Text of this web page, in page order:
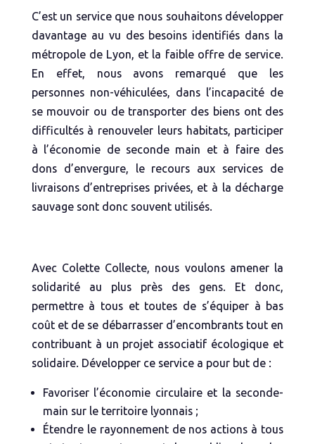
C’est un service que nous souhaitons développer
davantage au vu des besoins identifiés dans la
métropole de Lyon, et la faible offre de service.
En effet, nous avons remarqué que les
personnes non-véhiculées, dans l’incapacité de
se mouvoir ou de transporter des biens ont des
difficultés à renouveler leurs habitats, participer
à l’économie de seconde main et à faire des
dons d’envergure, le recours aux services de
livraisons d’entreprises privées, et à la décharge
sauvage sont donc souvent utilisés.
Avec Colette Collecte, nous voulons amener la
solidarité au plus près des gens. Et donc,
permettre à tous et toutes de s’équiper à bas
coût et de se débarrasser d’encombrants tout en
contribuant à un projet associatif écologique et
solidaire. Développer ce service a pour but de :
Favoriser l’économie circulaire et la seconde-
main sur le territoire lyonnais ;
Étendre le rayonnement de nos actions à tous